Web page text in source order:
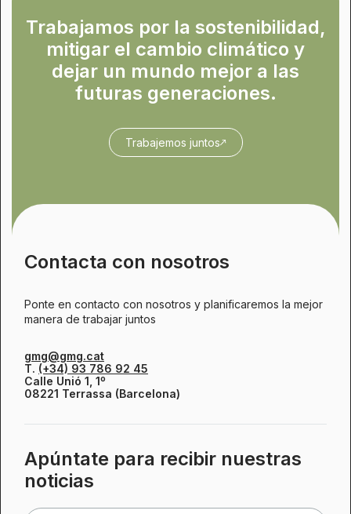
Trabajamos por la sostenibilidad,
mitigar el cambio climático y
dejar un mundo mejor a las
futuras generaciones.
Trabajemos juntos
Contacta con nosotros
Ponte en contacto con nosotros y planificaremos la mejor
manera de trabajar juntos
gmg@gmg.cat
T. (+34) 93 786 92 45
Calle Unió 1, 1º
08221 Terrassa (Barcelona)
Apúntate para recibir nuestras
noticias